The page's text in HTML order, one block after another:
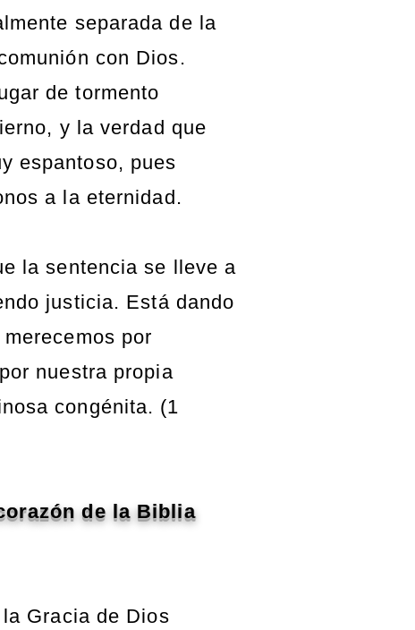
separada de la
con Dios.
de tormento
y la verdad que
espantoso, pues
a la eternidad.
la sentencia se lleve a
justicia. Está dando
por
nuestra propia
congénita. (1
de la Biblia
Gracia de Dios